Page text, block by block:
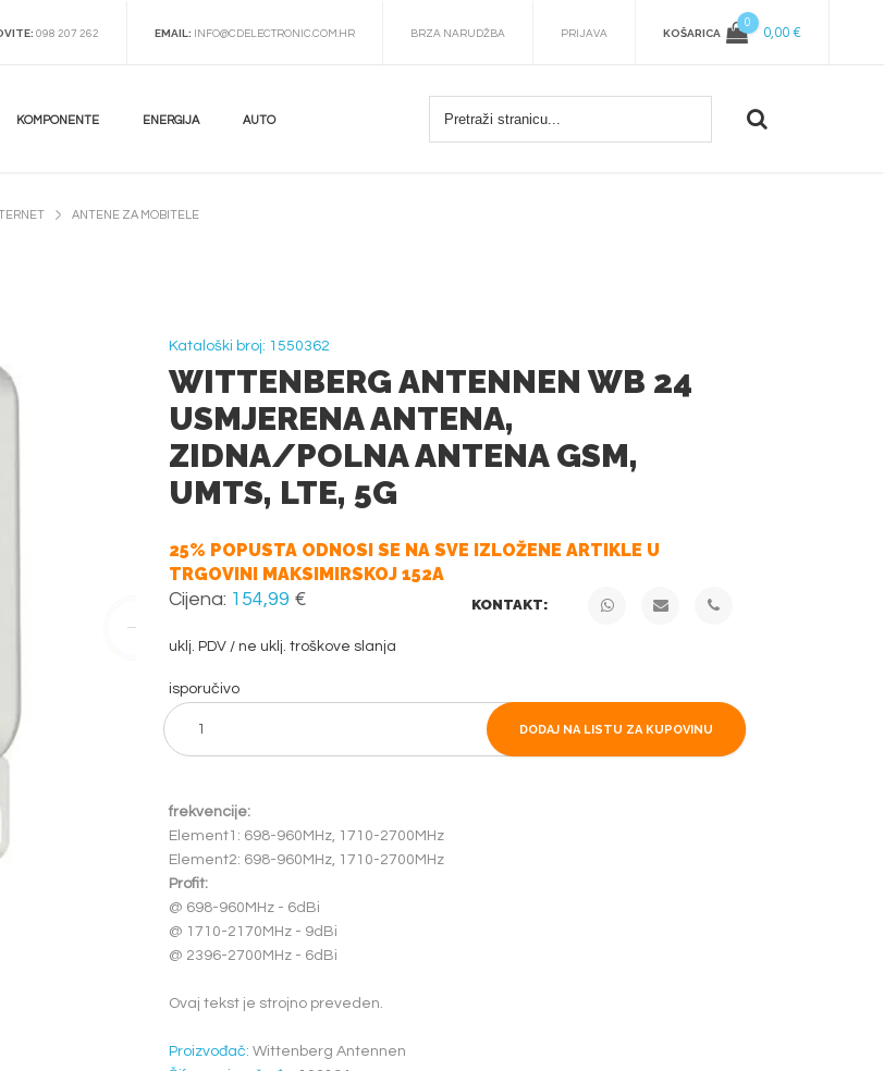
098 207 262 EMAIL: INFO@CDELECTRONIC.COM.HR BRZA NARUDŽBA PRIJAVA KOŠARICA
0
0,00 €
KOMPONENTE ENERGIJA AUTO
ANTENE ZA MOBITELE
Kataloški broj: 1550362
WITTENBERG ANTENNEN WB 24
USMJERENA ANTENA,
ZIDNA/POLNA ANTENA GSM,
UMTS, LTE, 5G
25% POPUSTA ODNOSI SE NA SVE IZLOŽENE ARTIKLE U
TRGOVINI MAKSIMIRSKOJ 152A
Cijena: 154,99 € KONTAKT:
uklj. PDV / ne uklj. troškove slanja
isporučivo
DODAJ NA LISTU ZA KUPOVINU
frekvencije:
Element1: 698-960MHz, 1710-2700MHz
Element2: 698-960MHz, 1710-2700MHz
Profit:
@ 698-960MHz - 6dBi
@ 1710-2170MHz - 9dBi
@ 2396-2700MHz - 6dBi
Ovaj tekst je strojno preveden.
Proizvođač: Wittenberg Antennen